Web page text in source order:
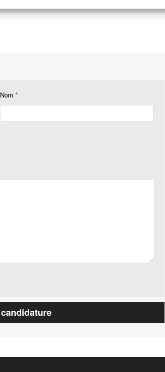
Nom *